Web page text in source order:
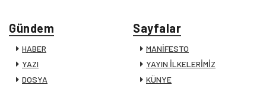
Gündem
HABER
YAZI
DOSYA
Sayfalar
MANİFESTO
YAYIN İLKELERİMİZ
KÜNYE